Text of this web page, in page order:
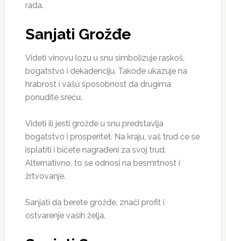
rada.
Sanjati Grožđe
Videti vinovu lozu u snu simbolizuje raskoš,
bogatstvo i dekadenciju. Takođe ukazuje na
hrabrost i vašu sposobnost da drugima
ponudite sreću.
Videti ili jesti grožđe u snu predstavlja
bogatstvo i prosperitet. Na kraju, vaš trud će se
isplatiti i bićete nagrađeni za svoj trud.
Alternativno, to se odnosi na besmrtnost i
žrtvovanje.
Sanjati da berete grožđe, znači profit i
ostvarenje vaših želja.